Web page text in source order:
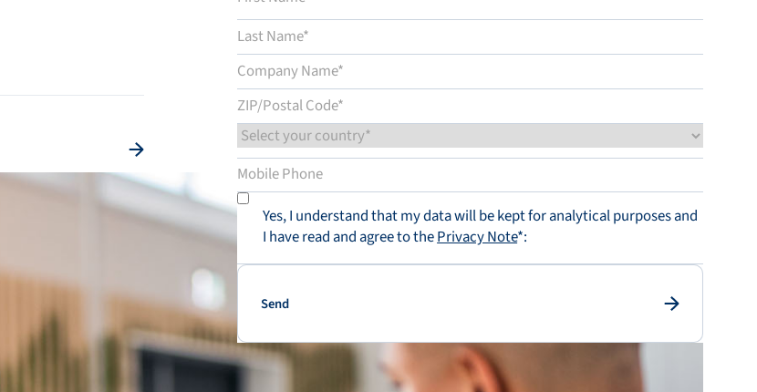
Yes, I understand that my data will be kept for analytical purposes and
I have read and agree to thePrivacy Note*:
Send
Send